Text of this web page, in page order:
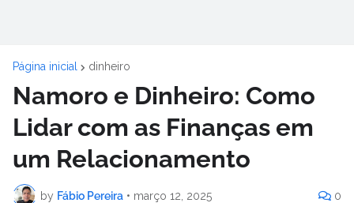
Página inicial dinheiro
Namoro e Dinheiro: Como
Lidar com as Finanças em
um Relacionamento
by Fábio Pereira • março 12, 2025 0